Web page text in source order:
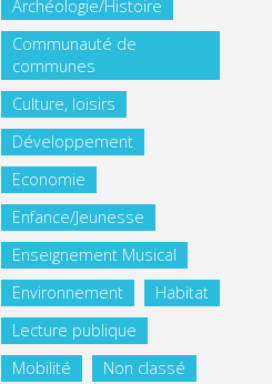
Archéologie/Histoire
Communauté de
communes
Culture, loisirs
Développement
Economie
Enfance/Jeunesse
Enseignement Musical
Environnement
Habitat
Lecture publique
Mobilité
Non classé